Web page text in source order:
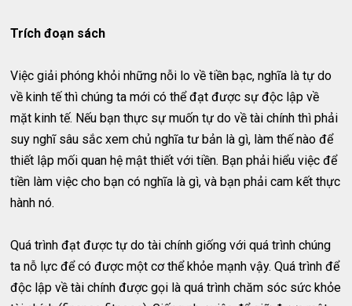
Trích đoạn sách
Việc giải phóng khỏi những nỗi lo về tiền bạc, nghĩa là tự do
về kinh tế thì chúng ta mới có thể đạt được sự độc lập về
mặt kinh tế. Nếu bạn thực sự muốn tự do về tài chính thì phải
suy nghĩ sâu sắc xem chủ nghĩa tư bản là gì, làm thế nào để
thiết lập mối quan hệ mật thiết với tiền. Bạn phải hiểu việc để
tiền làm việc cho bạn có nghĩa là gì, và bạn phải cam kết thực
hành nó.
Quá trình đạt được tự do tài chính giống với quá trình chúng
ta nỗ lực để có được một cơ thể khỏe mạnh vậy. Quá trình để
độc lập về tài chính được gọi là quá trình chăm sóc sức khỏe